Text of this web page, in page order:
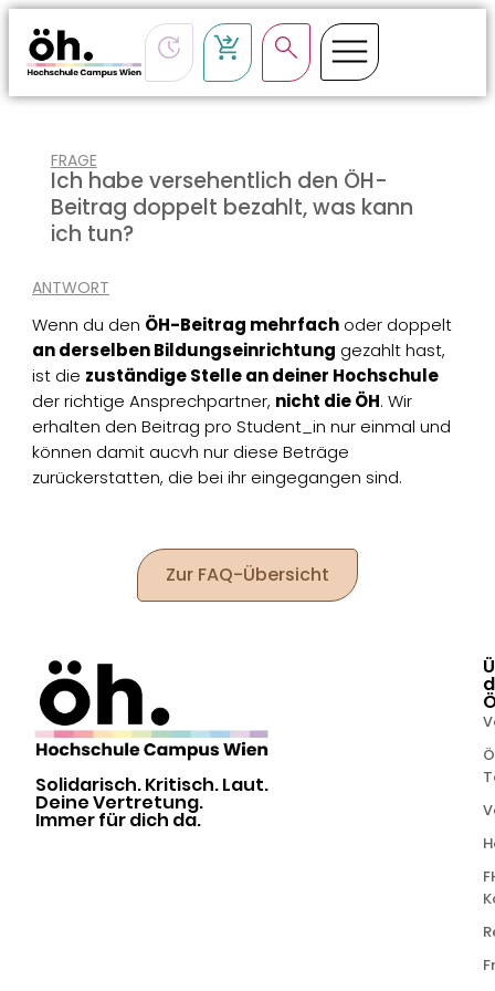
FRAGE
Ich habe versehentlich den ÖH-
Beitrag doppelt bezahlt, was kann
ich tun?
ANTWORT
Wenn du den ÖH-Beitrag mehrfach oder doppelt
an derselben Bildungseinrichtung gezahlt hast,
ist die zuständige Stelle an deiner Hochschule
der richtige Ansprechpartner, nicht die ÖH. Wir
erhalten den Beitrag pro Student_in nur einmal und
können damit aucvh nur diese Beträge
zurückerstatten, die bei ihr eingegangen sind.
Zur FAQ-Übersicht
Solidarisch. Kritisch. Laut.
Deine Vertretung.
Immer für dich da.